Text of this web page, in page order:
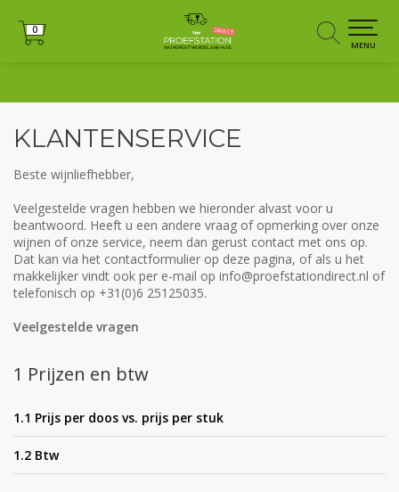
0
0
MENU
KLANTENSERVICE
Beste wijnliefhebber,
Veelgestelde vragen hebben we hieronder alvast voor u
beantwoord. Heeft u een andere vraag of opmerking over onze
wijnen of onze service, neem dan gerust contact met ons op.
Dat kan via het contactformulier op deze pagina, of als u het
makkelijker vindt ook per e-mail op info@proefstationdirect.nl of
telefonisch op +31(0)6 25125035.
Veelgestelde vragen
1 Prijzen en btw
1.1 Prijs per doos vs. prijs per stuk
1.2 Btw